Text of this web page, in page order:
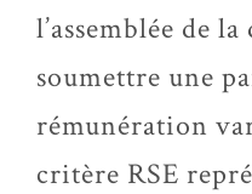
l’assemblée de
soumettre une
rémunération
critère RSE